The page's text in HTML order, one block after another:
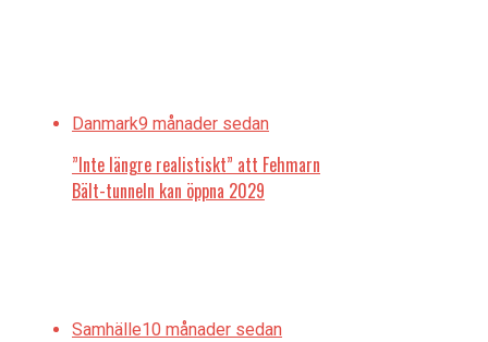
Danmark9 månader sedan
”Inte längre realistiskt” att Fehmarn
Bält-tunneln kan öppna 2029
Samhälle10 månader sedan